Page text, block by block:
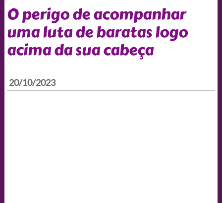
O perigo de acompanhar
uma luta de baratas logo
acima da sua cabeça
20/10/2023